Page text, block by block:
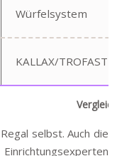
Würfelsystem
KALLAX/TROFAST
selbst. Auch die